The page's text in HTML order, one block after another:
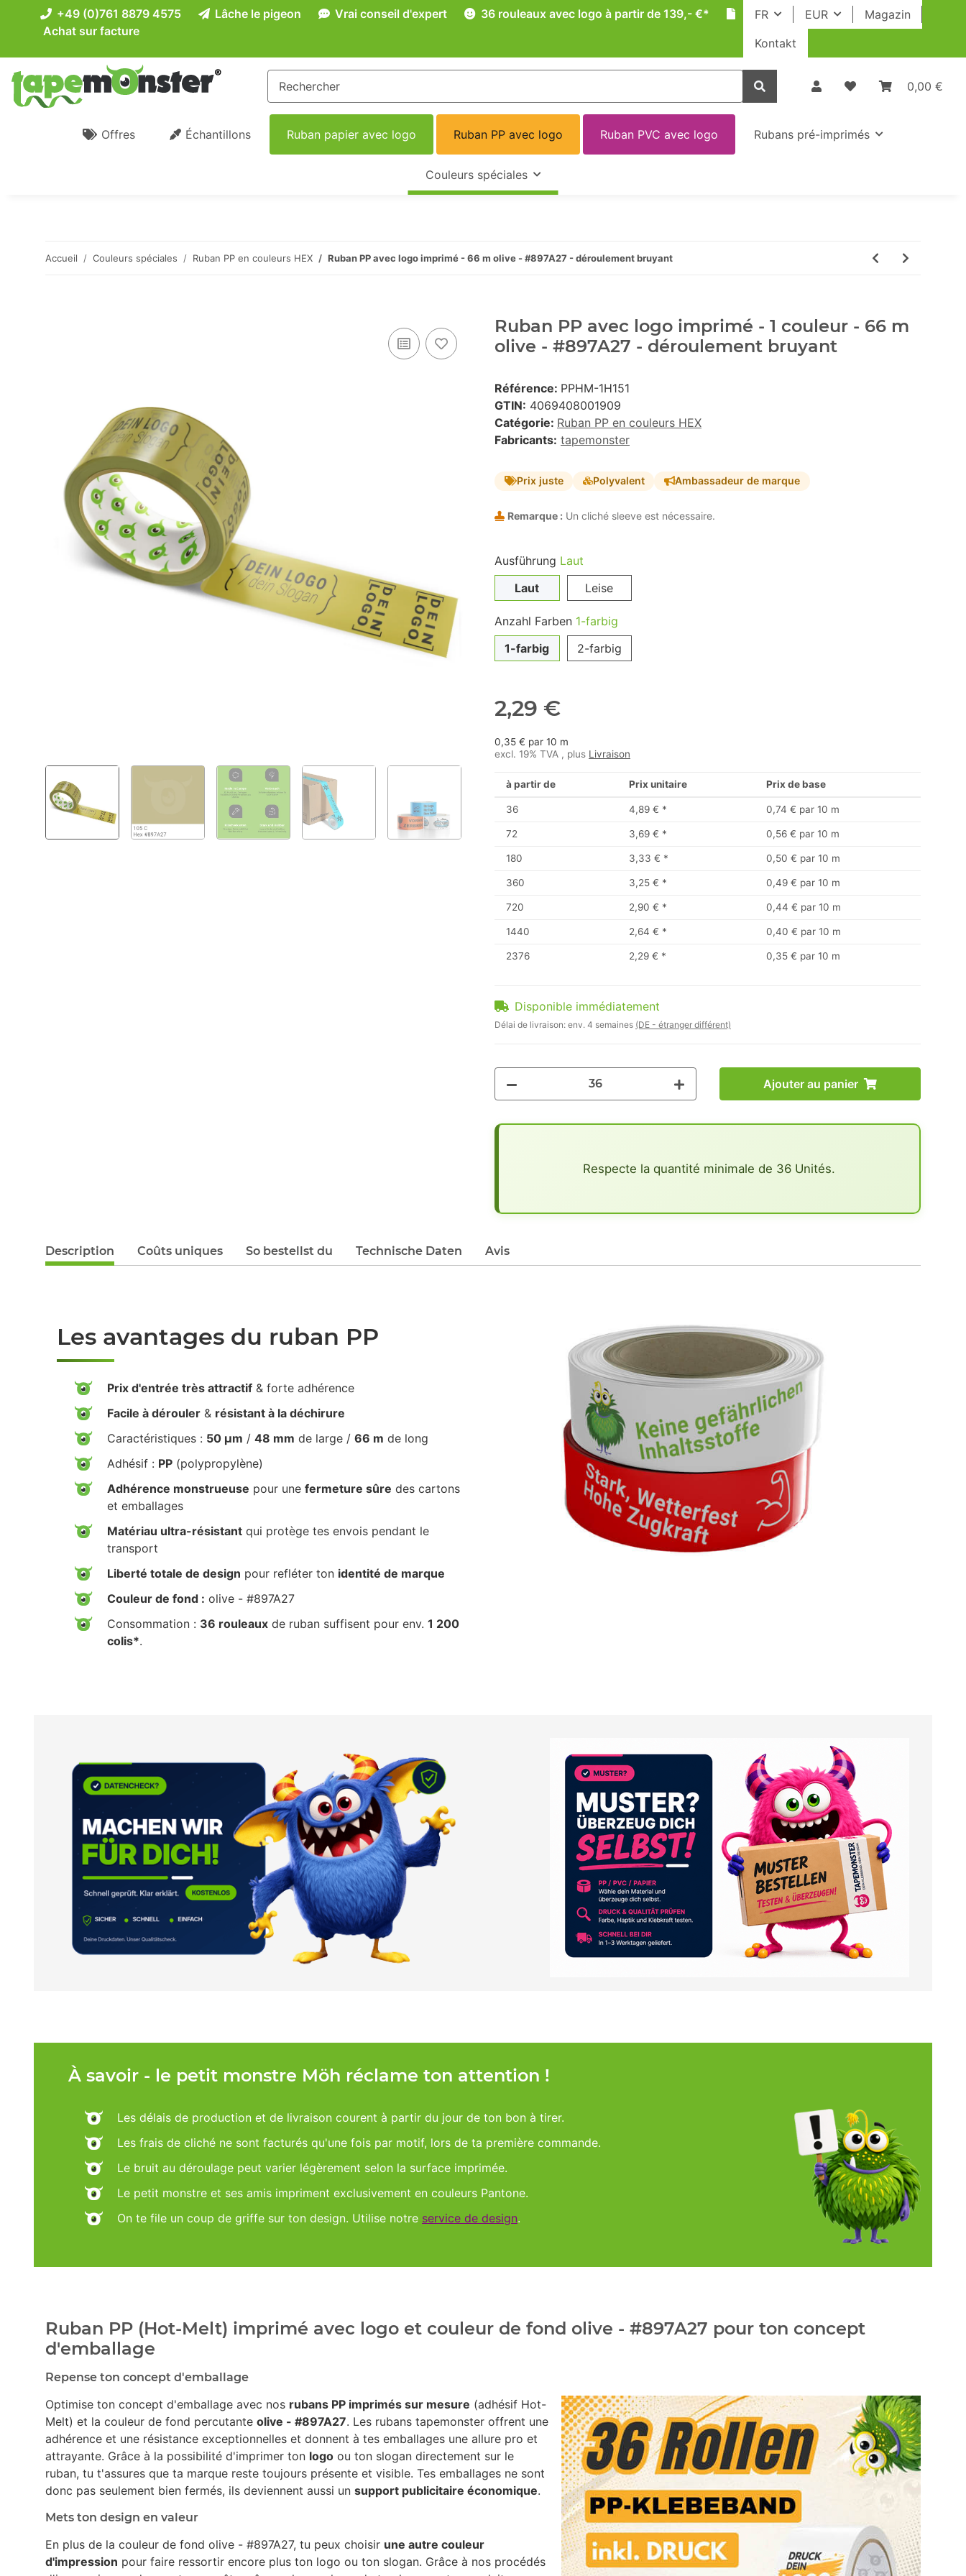
FR EUR
Magazin
Kontakt
+49 (0)761 8879 4575 Lâche le pigeon Vrai conseil d'expert
36 rouleaux avec logo à partir de 139,- €*
Achat sur facture
0,00 €
Offres Échantillons Ruban papier avec logo Ruban PP avec logo Ruban PVC avec logo Rubans pré-imprimés
Couleurs spéciales
Accueil Couleurs spéciales Ruban PP en couleurs HEX Ruban PP avec logo imprimé - 66 m olive - #897A27 - déroulement bruyant
Ruban PP avec logo imprimé - 1 couleur - 66 m
olive - #897A27 - déroulement bruyant
Référence: PPHM-1H151
GTIN: 4069408001909
Catégorie: Ruban PP en couleurs HEX
Fabricants: tapemonster
Prix juste Polyvalent Ambassadeur de marque
Remarque : Un cliché sleeve est nécessaire.
Ausführung Laut
Laut
Leise
Anzahl Farben 1-farbig
1-farbig
2-farbig
2,29 €
0,35 € par 10 m
excl. 19% TVA , plus Livraison
à partir de Prix unitaire Prix de base
36 4,89 € * 0,74 € par 10 m
72 3,69 € * 0,56 € par 10 m
180 3,33 € * 0,50 € par 10 m
360 3,25 € * 0,49 € par 10 m
720 2,90 € * 0,44 € par 10 m
1440 2,64 € * 0,40 € par 10 m
2376 2,29 € * 0,35 € par 10 m
Disponible immédiatement
Délai de livraison: env. 4 semaines (DE - étranger différent)
Ajouter au panier
Respecte la quantité minimale de 36 Unités.
Description Coûts uniques So bestellst du Technische Daten Avis
Les avantages du ruban PP
Prix d'entrée très attractif & forte adhérence
Facile à dérouler & résistant à la déchirure
Caractéristiques : 50 µm / 48 mm de large / 66 m de long
Adhésif : PP (polypropylène)
Adhérence monstrueuse pour une fermeture sûre des cartons
et emballages
Matériau ultra-résistant qui protège tes envois pendant le
transport
Liberté totale de design pour refléter ton identité de marque
Couleur de fond : olive - #897A27
Consommation : 36 rouleaux de ruban suffisent pour env. 1 200
colis*.
À savoir - le petit monstre Möh réclame ton attention !
Les délais de production et de livraison courent à partir du jour de ton bon à tirer.
Les frais de cliché ne sont facturés qu'une fois par motif, lors de ta première commande.
Le bruit au déroulage peut varier légèrement selon la surface imprimée.
Le petit monstre et ses amis impriment exclusivement en couleurs Pantone.
On te file un coup de griffe sur ton design. Utilise notre service de design.
Ruban PP (Hot-Melt) imprimé avec logo et couleur de fond olive - #897A27 pour ton concept
d'emballage
Repense ton concept d'emballage
Optimise ton concept d'emballage avec nos rubans PP imprimés sur mesure (adhésif Hot-
Melt) et la couleur de fond percutante olive - #897A27. Les rubans tapemonster offrent une
adhérence et une résistance exceptionnelles et donnent à tes emballages une allure pro et
attrayante. Grâce à la possibilité d'imprimer ton logo ou ton slogan directement sur le
ruban, tu t'assures que ta marque reste toujours présente et visible. Tes emballages ne sont
donc pas seulement bien fermés, ils deviennent aussi un support publicitaire économique.
Mets ton design en valeur
En plus de la couleur de fond olive - #897A27, tu peux choisir une autre couleur
d'impression pour faire ressortir encore plus ton logo ou ton slogan. Grâce à nos procédés